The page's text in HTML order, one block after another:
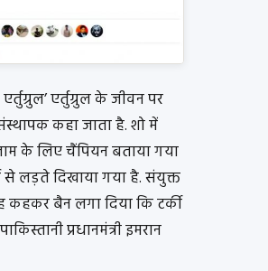
एर्तुग्रुल के जीवन पर
कहा जाता है. शो में
के लिए चैंपियन बताया गया
से लड़ते दिखाया गया है. संयुक्त
कहकर बैन लगा दिया कि टर्की
प्रधानमंत्री इमरान